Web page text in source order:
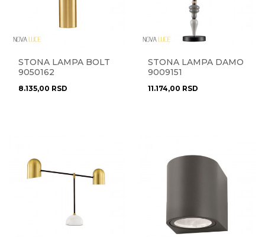
STONA LAMPA BOLT
9050162
8.135,00 RSD
STONA LAMPA DAMO
9009151
11.174,00 RSD